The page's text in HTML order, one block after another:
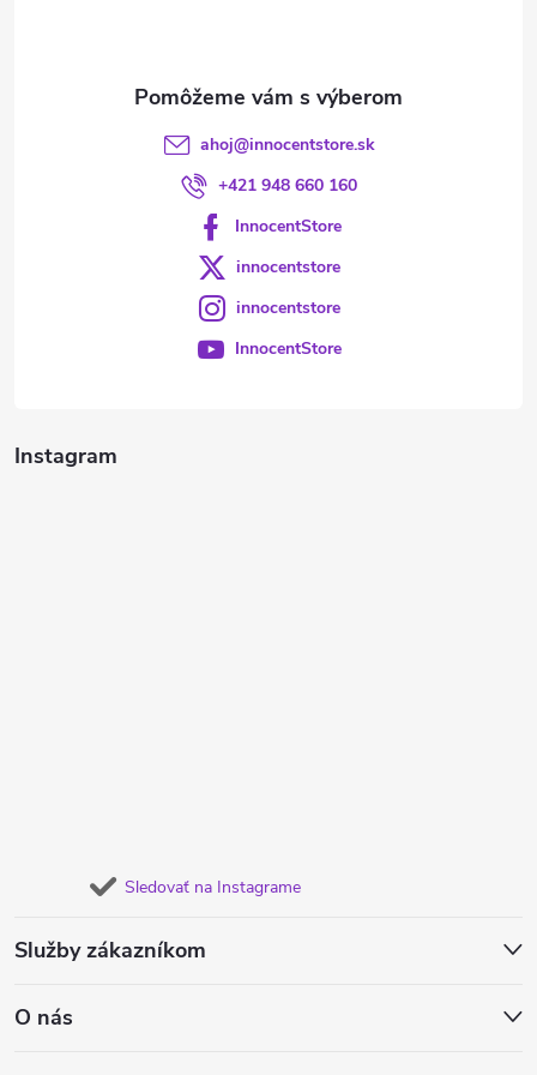
Instagram
Sledovať na Instagrame
Služby zákazníkom
O nás
ahoj@innocentstore.sk
+421 948 660 160
InnocentStore
innocentstore
innocentstore
InnocentStore